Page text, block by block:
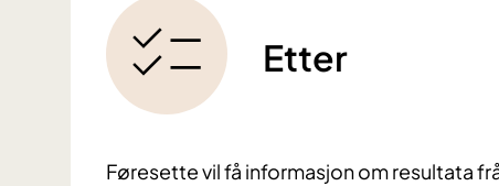
Etter
Føresette vil få informasjon om resultata